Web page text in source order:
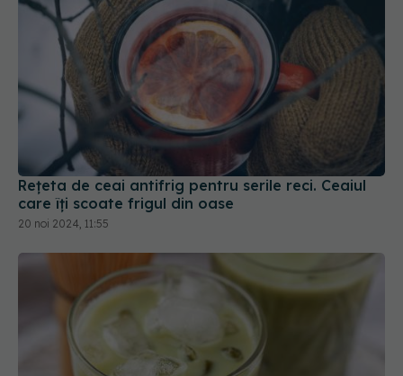
Rețeta de ceai antifrig pentru serile reci. Ceaiul
care îți scoate frigul din oase
20 noi 2024, 11:55